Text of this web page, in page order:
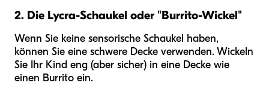
2. Die Lycra-Schaukel oder "Burrito-Wickel"
Wenn Sie keine sensorische Schaukel haben,
können Sie eine schwere Decke verwenden. Wickeln
Sie Ihr Kind eng (aber sicher) in eine Decke wie
einen Burrito ein.